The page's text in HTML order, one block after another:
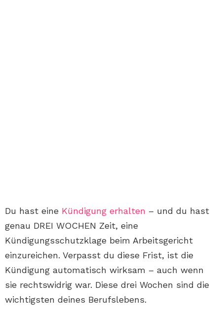
Du hast eine Kündigung erhalten – und du hast
genau DREI WOCHEN Zeit, eine
Kündigungsschutzklage beim Arbeitsgericht
einzureichen. Verpasst du diese Frist, ist die
Kündigung automatisch wirksam – auch wenn
sie rechtswidrig war. Diese drei Wochen sind die
wichtigsten deines Berufslebens.